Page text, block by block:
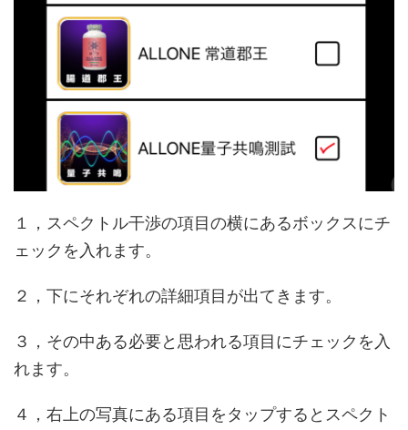
１，スペクトル干渉の項目の横にあるボックスにチ
ェックを入れます。
２，下にそれぞれの詳細項目が出てきます。
３，その中ある必要と思われる項目にチェックを入
れます。
４，右上の写真にある項目をタップするとスペクト